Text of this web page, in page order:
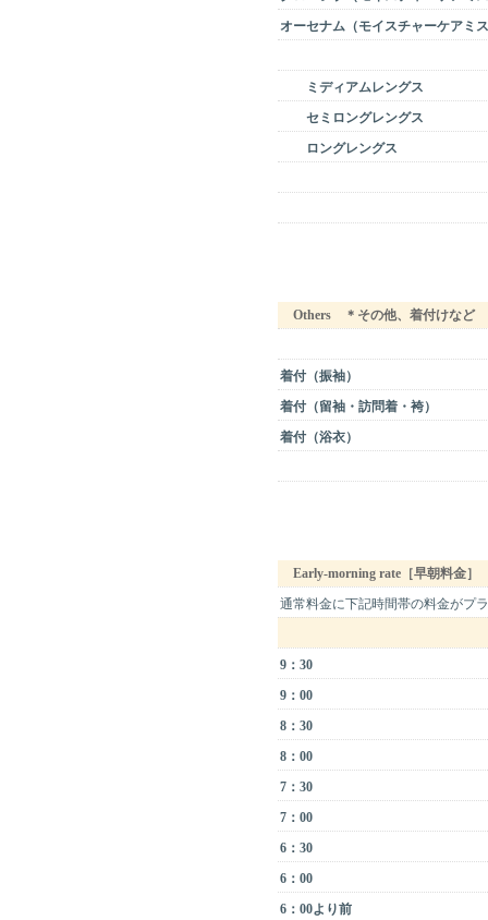
オーセナム（モイスチャーケアミ
ミディアムレングス
セミロングレングス
ロングレングス
Others ＊その他、着付けなど
着付（振袖）
着付（留袖・訪問着・袴）
着付（浴衣）
Early-morning rate［早朝料金
通常料金に下記時間帯の料金がプ
9：30
9：00
8：30
8：00
7：30
7：00
6：30
6：00
6：00より前